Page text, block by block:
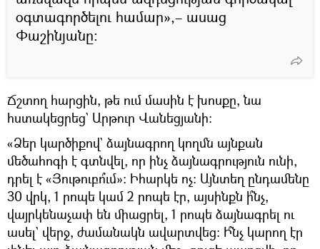
օգտագործելու համար»,– ասաց
Փաշինյանը։
Ճշտող հարցին, թե ում մասին է խոսքը, նա
հստակեցրեց` Արթուր Վանեցյանի։
«Ձեր կարծիքով` ձայնագրող կողմն այնքան
մեծահոգի է գտնվել, որ ինչ ձայնագրություն ունի,
դրել է «Յութուբո՞ւմ»։ Իհարկե ոչ։ Այնտեղ ընդամենը
30 վրկ, 1 րոպե կամ 2 րոպե էր, այսինքն ի՞նչ,
վայրկենաչափ են միացրել, 1 րոպե ձայնագրել ու
ասել` վերջ, ժամանակն ավարտվեց։ Ի՞նչ կարող էր